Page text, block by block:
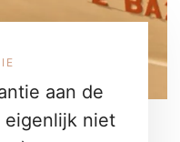
aan de
eigenlijk niet